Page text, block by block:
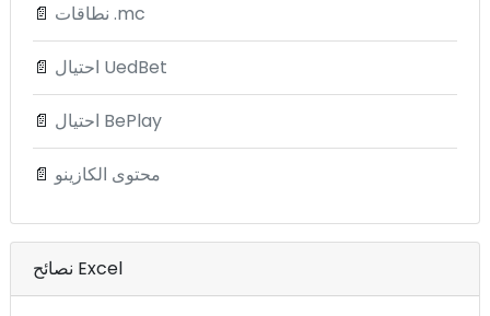
📄 نطاقات .mc
📄 احتيال UedBet
📄 احتيال BePlay
📄 محتوى الكازينو
نصائح Excel